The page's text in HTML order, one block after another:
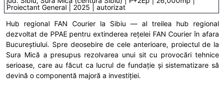
Proiectant General | 2025 | autorizat
Hub regional FAN Courier la Sibiu — al treilea hub regional
dezvoltat de PPAE pentru extinderea rețelei FAN Courier în afara
Bucureștiului. Spre deosebire de cele anterioare, proiectul de la
Sura Mică a presupus rezolvarea unui sit cu provocări tehnice
serioase, care au făcut ca lucrul de fundație și sistematizare să
devină o componentă majoră a investiției.